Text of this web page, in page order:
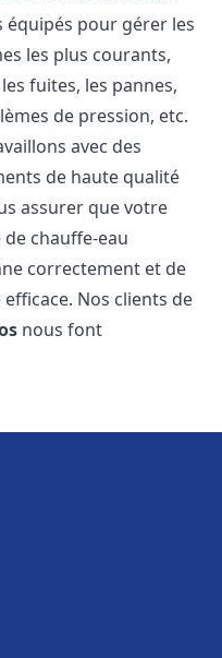
équipés pour gérer les
les plus courants,
fuites, les pannes,
de pression, etc.
avec des
de haute qualité
assurer que votre
de chauffe-eau
correctement et de
Nos clients de
nous font